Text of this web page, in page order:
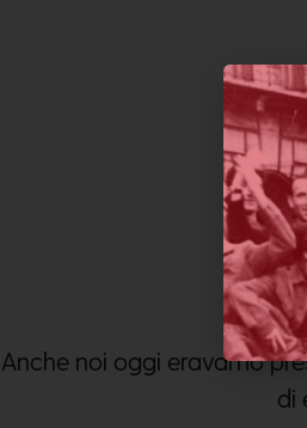
Anche noi oggi eravamo
di